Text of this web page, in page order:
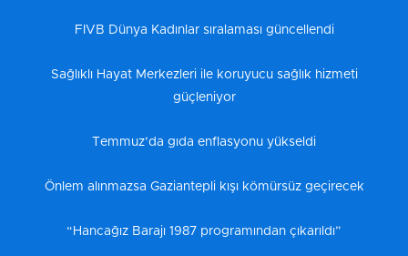
FIVB Dünya Kadınlar sıralaması güncellendi
Sağlıklı Hayat Merkezleri ile koruyucu sağlık hizmeti
güçleniyor
Temmuz’da gıda enflasyonu yükseldi
Önlem alınmazsa Gaziantepli kışı kömürsüz geçirecek
“Hancağız Barajı 1987 programından çıkarıldı”